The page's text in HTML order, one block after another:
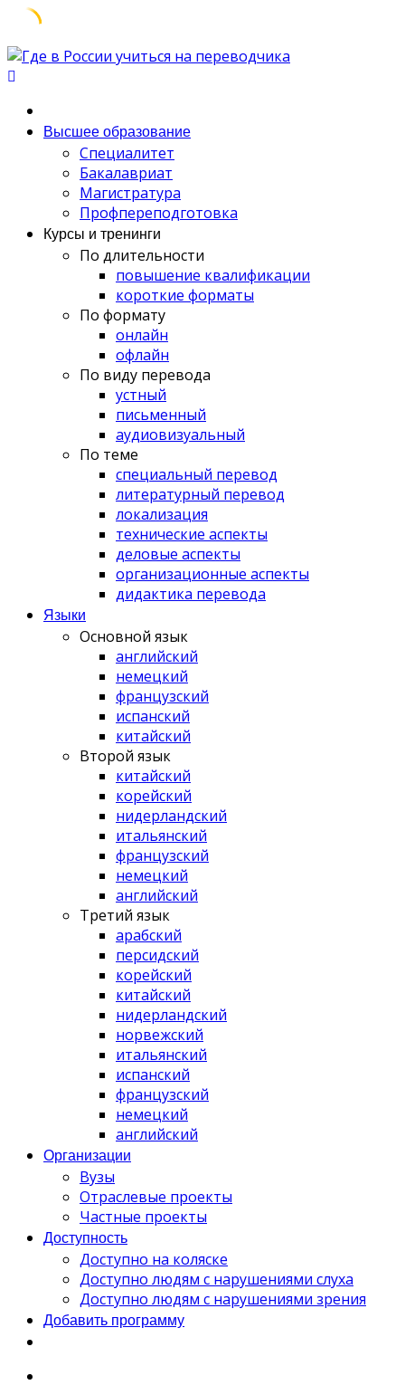
Skip
to
Высшее образование
Специалитет
Бакалавриат
Магистратура
Профпереподготовка
Курсы и тренинги
По длительности
повышение квалификации
короткие форматы
По формату
онлайн
офлайн
По виду перевода
устный
письменный
аудиовизуальный
По теме
специальный перевод
литературный перевод
локализация
технические аспекты
деловые аспекты
организационные аспекты
дидактика перевода
Языки
Основной язык
английский
немецкий
французский
испанский
китайский
Второй язык
китайский
корейский
нидерландский
итальянский
французский
немецкий
английский
Третий язык
арабский
персидский
корейский
китайский
нидерландский
норвежский
итальянский
испанский
французский
немецкий
английский
Организации
Вузы
Отраслевые проекты
Частные проекты
Доступность
Доступно на коляске
Доступно людям с нарушениями слуха
Доступно людям с нарушениями зрения
Добавить программу